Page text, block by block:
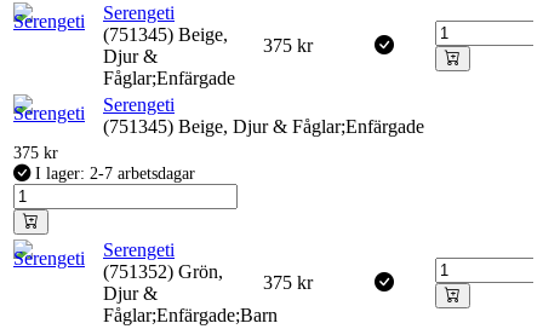
Serengeti
(751345) Beige,
Djur &
Fåglar;Enfärgade
375 kr
Serengeti
(751345) Beige, Djur & Fåglar;Enfärgade
375 kr
I lager: 2-7 arbetsdagar
Serengeti
(751352) Grön,
Djur &
Fåglar;Enfärgade;Barn
375 kr